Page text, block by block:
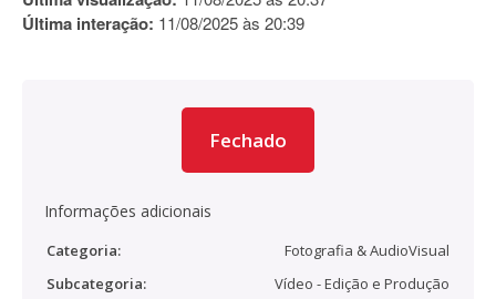
Última interação: 11/08/2025 às 20:39
Fechado
Informações adicionais
Categoria:
Fotografia & AudioVisual
Subcategoria:
Vídeo - Edição e Produção